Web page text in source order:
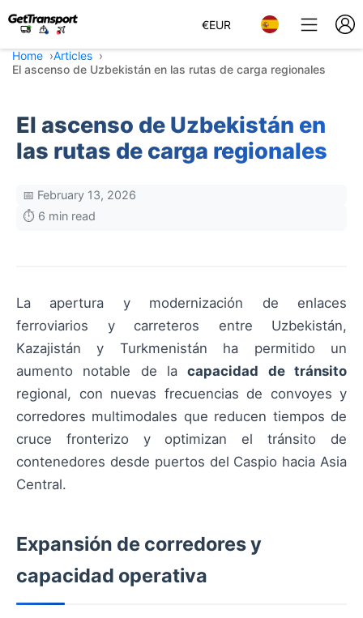
€EUR
Home
Articles
El ascenso de Uzbekistán en las rutas de carga regionales
El ascenso de Uzbekistán en
las rutas de carga regionales
📅 February 13, 2026
⏱️ 6 min read
La apertura y modernización de enlaces
ferroviarios y carreteros entre Uzbekistán,
Kazajistán y Turkmenistán ha permitido un
aumento notable de lacapacidad de tránsito
regional, con nuevas frecuencias de convoyes y
corredores multimodales que reducen tiempos de
cruce fronterizo y optimizan el tránsito de
contenedores desde puertos del Caspio hacia Asia
Central.
Expansión de corredores y
capacidad operativa